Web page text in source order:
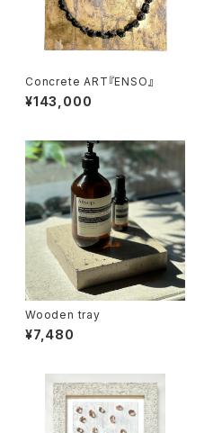
Concrete ART『ENSO』
¥143,000
Wooden tray
¥7,480